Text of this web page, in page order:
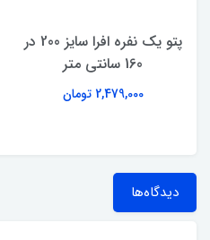
پتو یک نفره افرا سایز 200 در
160 سانتی متر
2,479,000 تومان
دیدگاه‌ها